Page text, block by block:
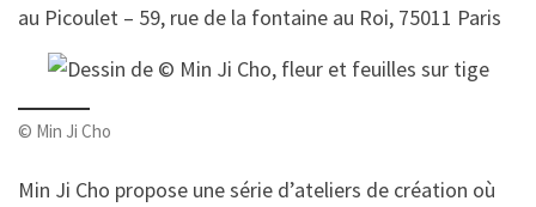
au Picoulet – 59, rue de la fontaine au Roi, 75011 Paris
© Min Ji Cho
Min Ji Cho propose une série d’ateliers de création où